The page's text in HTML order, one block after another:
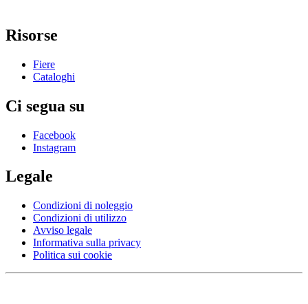
Risorse
Fiere
Cataloghi
Ci segua su
Facebook
Instagram
Legale
Condizioni di noleggio
Condizioni di utilizzo
Avviso legale
Informativa sulla privacy
Politica sui cookie